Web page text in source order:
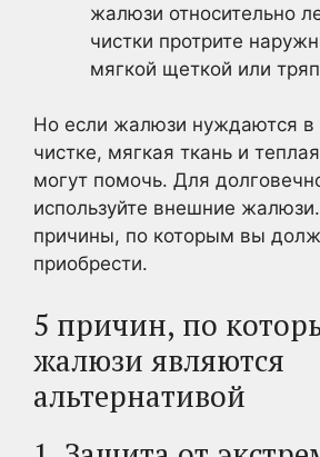
жалюзи относительно
чистки протрите
мягкой щеткой или
Но если жалюзи нуждаются в
чистке, мягкая ткань и
могут помочь. Для
используйте внешние
причины, по которым вы
приобрести.
5 причин, по
жалюзи являются
альтернативой